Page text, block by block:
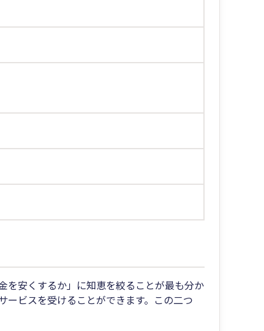
を安くするか」に知恵を絞ることが最も分か
ービスを受けることができます。この二つ